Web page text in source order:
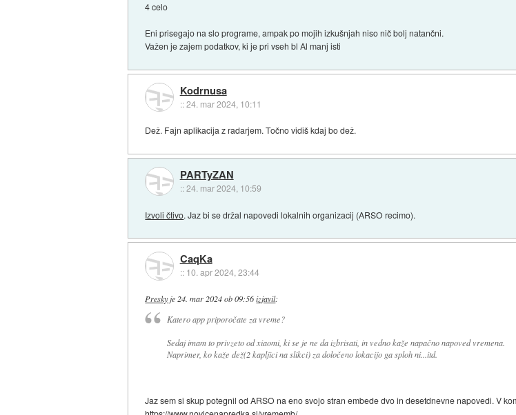
4 celo
Eni prisegajo na slo programe, ampak po mojih izkušnjah niso nič bolj natančni.
Važen je zajem podatkov, ki je pri vseh bl Al manj isti
Kodrnusa
::24. mar 2024, 10:11
Dež. Fajn aplikacija z radarjem. Točno vidiš kdaj bo dež.
PARTyZAN
::24. mar 2024, 10:59
Izvoli čtivo. Jaz bi se držal napovedi lokalnih organizacij (ARSO recimo).
CaqKa
:: 10. apr 2024, 23:44
Preskyje 24. mar 2024 ob 09:56 izjavil:
Katero app priporočate za vreme?
Sedaj imam to privzeto od xiaomi, ki se je ne da izbrisati, in vedno kaže napačno napoved vremena.
Naprimer, ko kaže dež(2 kapljici na slikci) za določeno lokacijo ga sploh ni...itd.
Jaz sem si skup potegnil od ARSO na eno svojo stran embede dvo in desetdnevne napovedi. V